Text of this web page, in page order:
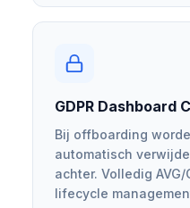
GDPR Dashboard
Bij offboarding
automatisch
achter. Volledig
lifecycle